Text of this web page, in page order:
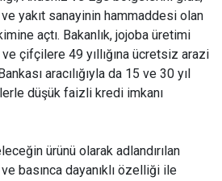
yakıt sanayinin hammaddesi olan
açtı. Bakanlık, jojoba üretimi
çifçilere 49 yıllığına ücretsiz arazi
aracılığıyla da 15 ve 30 yıl
düşük faizli kredi imkanı
ürünü olarak adlandırılan
basınca dayanıklı özelliği ile